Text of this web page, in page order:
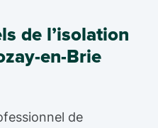
de l’isolation
en-Brie
de